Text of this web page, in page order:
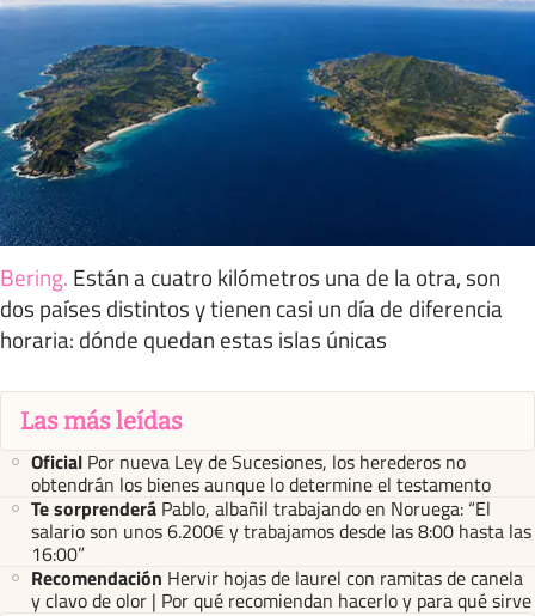
Bering. Están a cuatro kilómetros una de la otra, son
dos países distintos y tienen casi un día de diferencia
horaria: dónde quedan estas islas únicas
Las más leídas
Oficial Por nueva Ley de Sucesiones, los herederos no
obtendrán los bienes aunque lo determine el testamento
Te sorprenderá Pablo, albañil trabajando en Noruega: “El
salario son unos 6.200€ y trabajamos desde las 8:00 hasta las
16:00”
Recomendación Hervir hojas de laurel con ramitas de canela
y clavo de olor | Por qué recomiendan hacerlo y para qué sirve